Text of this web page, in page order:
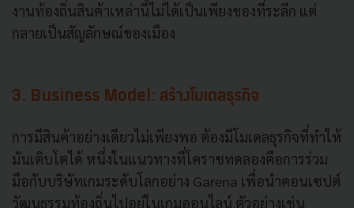
งานท้องถิ่นสินค้าเหล่านี้ไม่ได้เป็นเพียงของที่ระลึก แต่
กลายเป็นสัญลักษณ์ของเมือง
3. Business Model: สร้างโมเดลธุรกิจ
การมีสินค้าอย่างเดียวไม่เพียงพอ ต้องมีโมเดลธุรกิจที่ทำให้
มันเติบโตได้ หนึ่งในแนวทางที่โคราชทดลองคือการร่วม
มือกับบริษัทเกมระดับโลกอย่าง Garena เพื่อนำคอนเซปต์
วัฒนธรรมท้องถิ่นไปอยู่ในเกมออนไลน์ ตัวอย่างเช่น